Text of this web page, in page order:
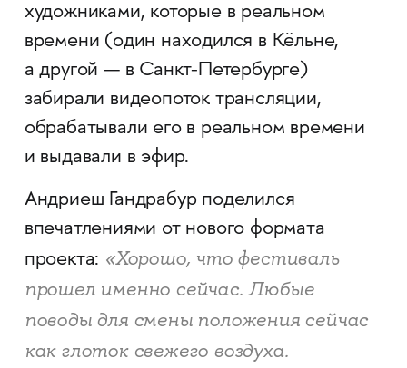
художниками, которые в реальном
времени (один находился в Кёльне,
а другой — в Санкт-Петербурге)
забирали видеопоток трансляции,
обрабатывали его в реальном времени
и выдавали в эфир.
Андриеш Гандрабур поделился
впечатлениями от нового формата
проекта: «Хорошо, что фестиваль
прошел именно сейчас. Любые
поводы для смены положения сейчас
как глоток свежего воздуха.